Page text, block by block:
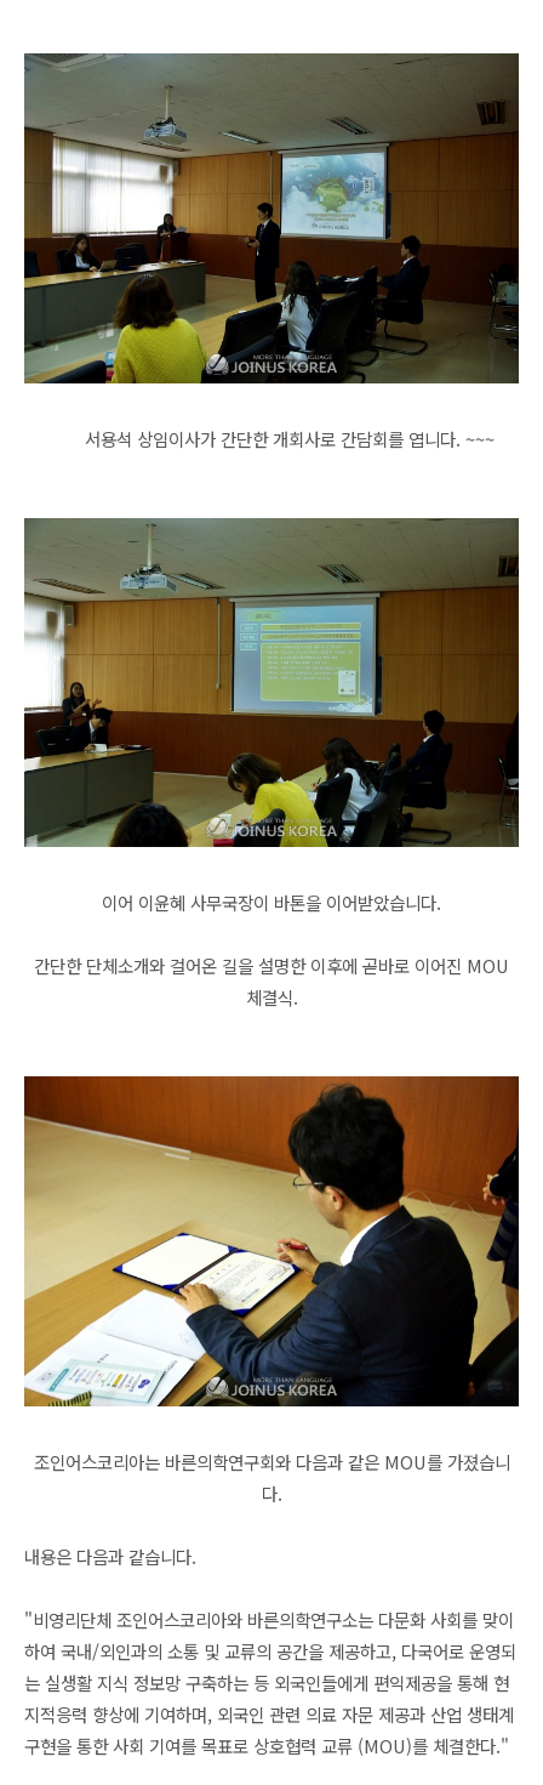
서용석 상임이사가 간단한 개회사로 간담회를 엽니다. ~~~
이어 이윤혜 사무국장이 바톤을 이어받았습니다.
간단한 단체소개와 걸어온 길을 설명한 이후에 곧바로 이어진 MOU
체결식.
조인어스코리아는 바른의학연구회와 다음과 같은 MOU를 가졌습니
다.
내용은 다음과 같습니다.
"비영리단체 조인어스코리아와 바른의학연구소는 다문화 사회를 맞이
하여 국내/외인과의 소통 및 교류의 공간을 제공하고, 다국어로 운영되
는 실생활 지식 정보망 구축하는 등 외국인들에게 편익제공을 통해 현
지적응력 향상에 기여하며, 외국인 관련 의료 자문 제공과 산업 생태계
구현을 통한 사회 기여를 목표로 상호협력 교류 (MOU)를 체결한다."